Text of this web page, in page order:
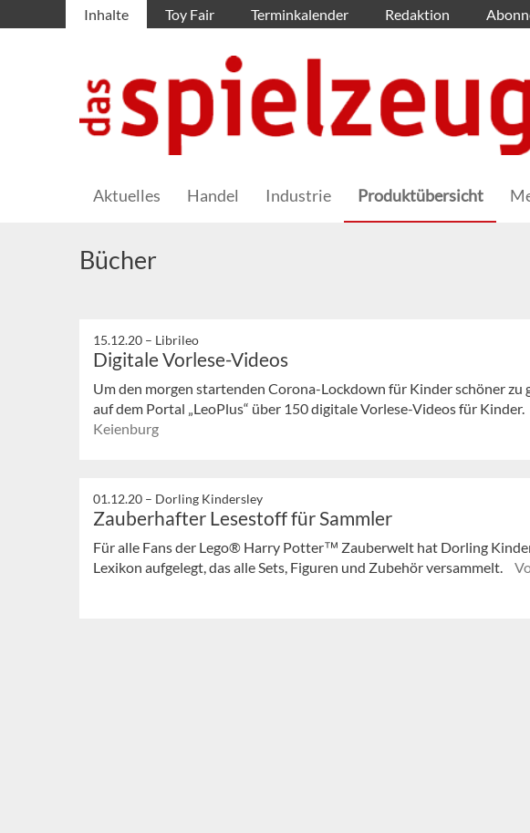
Inhalte Toy Fair Terminkalender Redaktion
Aktuelles Handel Industrie Produktübersicht
Bücher
15.12.20 – Librileo
Digitale Vorlese-Videos
Um den morgen startenden Corona-Lockdown für Kinder schöner zu
auf dem Portal „LeoPlus“ über 150 digitale Vorlese-Videos für Kinder.
Keienburg
01.12.20 – Dorling Kindersley
Zauberhafter Lesestoff für Sammler
Für alle Fans der Lego® Harry Potter™ Zauberwelt hat Dorling
Lexikon aufgelegt, das alle Sets, Figuren und Zubehör versammelt.